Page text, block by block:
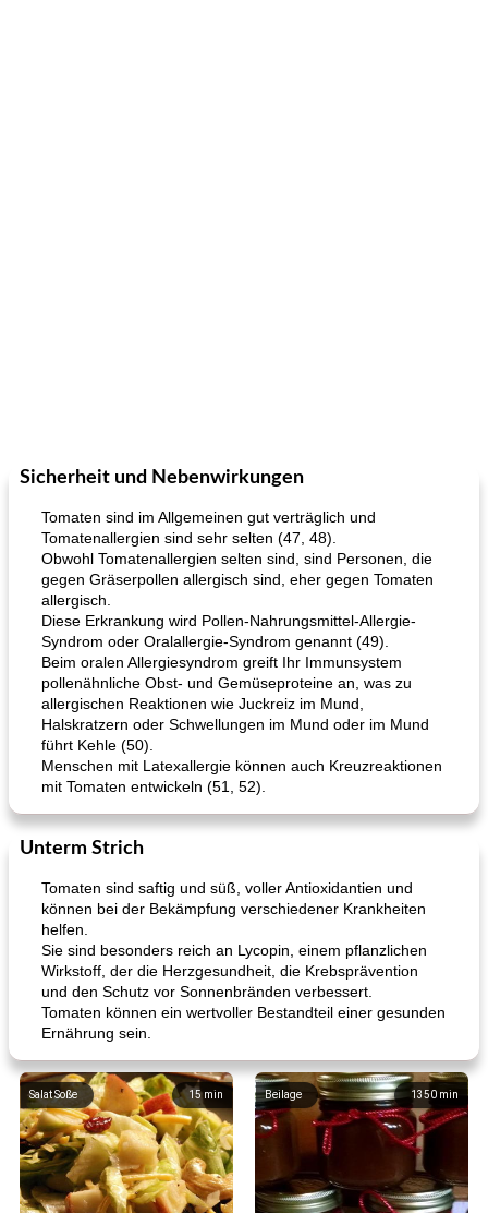
Sicherheit und Nebenwirkungen
Tomaten sind im Allgemeinen gut verträglich und
Tomatenallergien sind sehr selten (47, 48).
Obwohl Tomatenallergien selten sind, sind Personen, die
gegen Gräserpollen allergisch sind, eher gegen Tomaten
allergisch.
Diese Erkrankung wird Pollen-Nahrungsmittel-Allergie-
Syndrom oder Oralallergie-Syndrom genannt (49).
Beim oralen Allergiesyndrom greift Ihr Immunsystem
pollenähnliche Obst- und Gemüseproteine ​​an, was zu
allergischen Reaktionen wie Juckreiz im Mund,
Halskratzern oder Schwellungen im Mund oder im Mund
führt Kehle (50).
Menschen mit Latexallergie können auch Kreuzreaktionen
mit Tomaten entwickeln (51, 52).
Unterm Strich
Tomaten sind saftig und süß, voller Antioxidantien und
können bei der Bekämpfung verschiedener Krankheiten
helfen.
Sie sind besonders reich an Lycopin, einem pflanzlichen
Wirkstoff, der die Herzgesundheit, die Krebsprävention
und den Schutz vor Sonnenbränden verbessert.
Tomaten können ein wertvoller Bestandteil einer gesunden
Ernährung sein.
15min
Salat Soße 1350 min
Beilage